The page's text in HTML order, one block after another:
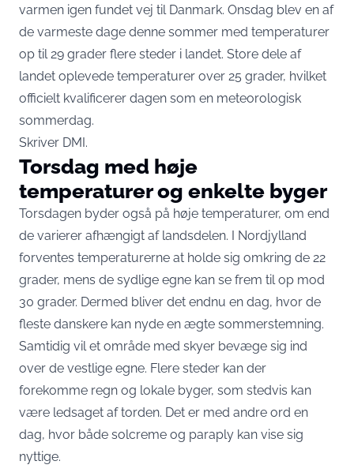
varmen igen fundet vej til Danmark. Onsdag blev en af
de varmeste dage denne sommer med temperaturer
op til 29 grader flere steder i landet. Store dele af
landet oplevede temperaturer over 25 grader, hvilket
officielt kvalificerer dagen som en meteorologisk
sommerdag.
Skriver DMI.
Torsdag med høje
temperaturer og enkelte byger
Torsdagen byder også på høje temperaturer, om end
de varierer afhængigt af landsdelen. I Nordjylland
forventes temperaturerne at holde sig omkring de 22
grader, mens de sydlige egne kan se frem til op mod
30 grader. Dermed bliver det endnu en dag, hvor de
fleste danskere kan nyde en ægte sommerstemning.
Samtidig vil et område med skyer bevæge sig ind
over de vestlige egne. Flere steder kan der
forekomme regn og lokale byger, som stedvis kan
være ledsaget af torden. Det er med andre ord en
dag, hvor både solcreme og paraply kan vise sig
nyttige.